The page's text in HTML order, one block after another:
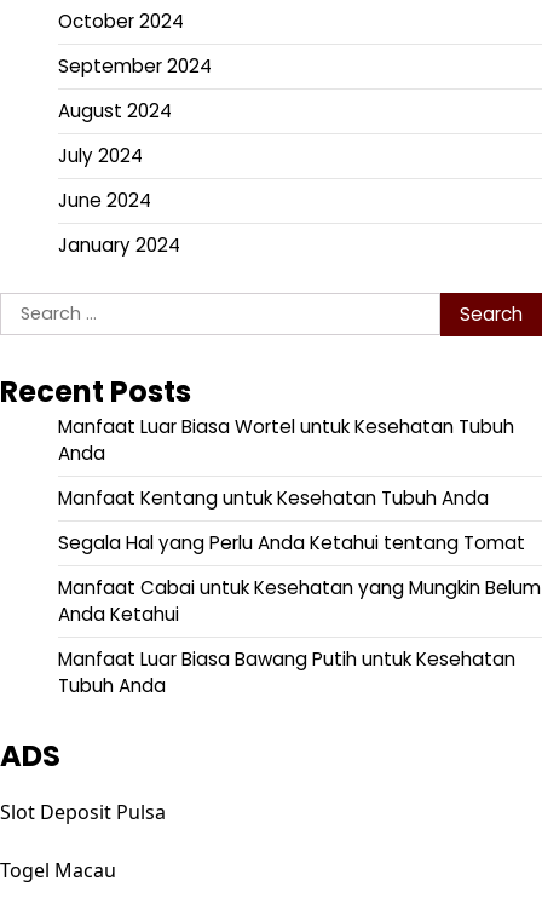
October 2024
September 2024
August 2024
July 2024
June 2024
January 2024
Search
for:
Recent Posts
Manfaat Luar Biasa Wortel untuk Kesehatan Tubuh
Anda
Manfaat Kentang untuk Kesehatan Tubuh Anda
Segala Hal yang Perlu Anda Ketahui tentang Tomat
Manfaat Cabai untuk Kesehatan yang Mungkin Belum
Anda Ketahui
Manfaat Luar Biasa Bawang Putih untuk Kesehatan
Tubuh Anda
ADS
Slot Deposit Pulsa
Togel Macau